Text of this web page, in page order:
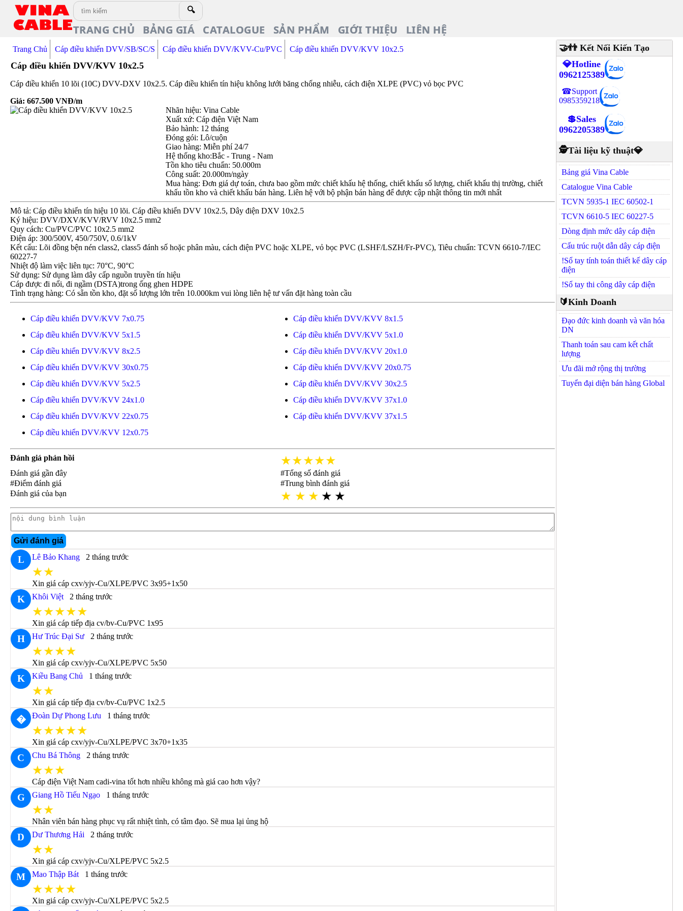
🔍
TRANG CHỦ BẢNG GIÁ CATALOGUE SẢN PHẨM GIỚI THIỆU LIÊN HỆ
Trang Chủ Cáp điều khiển DVV/SB/SC/S Cáp điều khiển DVV/KVV-Cu/PVC Cáp điều khiển DVV/KVV 10x2.5
Cáp điều khiển DVV/KVV 10x2.5
Cáp điều khiển 10 lõi (10C) DVV-DXV 10x2.5. Cáp điều khiển tín hiệu không lưới băng chống nhiễu, cách điện XLPE (PVC) vỏ bọc PVC
Giá:667.500 VNĐ/m
Nhãn hiệu: Vina Cable
Xuất xứ: Cáp điện Việt Nam
Bảo hành: 12 tháng
Đóng gói: Lô/cuộn
Giao hàng: Miễn phí 24/7
Hệ thống kho:Bắc - Trung - Nam
Tồn kho tiêu chuẩn: 50.000m
Công suất: 20.000m/ngày
Mua hàng: Đơn giá dự toán, chưa bao gồm mức chiết khấu hệ thống, chiết khấu số lượng, chiết khấu thị trường, chiết
khấu tồn kho và chiết khấu bán hàng. Liên hệ với bộ phận bán hàng để được cập nhật thông tin mới nhất
Mô tả: Cáp điều khiển tín hiệu 10 lõi. Cáp điều khiển DVV 10x2.5, Dây điện DXV 10x2.5
Ký hiệu: DVV/DXV/KVV/RVV 10x2.5 mm2
Quy cách: Cu/PVC/PVC 10x2.5 mm2
Điện áp: 300/500V, 450/750V, 0.6/1kV
Kết cấu: Lõi đồng bện nén class2, class5 đánh số hoặc phân màu, cách điện PVC hoặc XLPE, vỏ bọc PVC (LSHF/LSZH/Fr-PVC), Tiêu chuẩn: TCVN 6610-7/IEC
60227-7
Nhiệt độ làm việc liên tục: 70°C, 90°C
Sử dụng: Sử dụng làm dây cấp nguồn truyền tín hiệu
Cáp được đi nổi, đi ngầm (DSTA)trong ống ghen HDPE
Tình trạng hàng: Có sẵn tồn kho, đặt số lượng lớn trên 10.000km vui lòng liên hệ tư vấn đặt hàng toàn cầu
Cáp điều khiển DVV/KVV 7x0.75
Cáp điều khiển DVV/KVV 8x1.5
Cáp điều khiển DVV/KVV 5x1.5
Cáp điều khiển DVV/KVV 5x1.0
Cáp điều khiển DVV/KVV 8x2.5
Cáp điều khiển DVV/KVV 20x1.0
Cáp điều khiển DVV/KVV 30x0.75
Cáp điều khiển DVV/KVV 20x0.75
Cáp điều khiển DVV/KVV 5x2.5
Cáp điều khiển DVV/KVV 30x2.5
Cáp điều khiển DVV/KVV 24x1.0
Cáp điều khiển DVV/KVV 37x1.0
Cáp điều khiển DVV/KVV 22x0.75
Cáp điều khiển DVV/KVV 37x1.5
Cáp điều khiển DVV/KVV 12x0.75
Đánh giá phản hồi ★★★★★
Đánh giá gần đây
#Tổng số đánh giá
#Điểm đánh giá
#Trung bình đánh giá
Đánh giá của bạn
★ ★ ★ ★ ★
Gửi đánh giá
L Lê Bảo Khang 2 tháng trước
★★
Xin giá cáp cxv/yjv-Cu/XLPE/PVC 3x95+1x50
K Khôi Việt 2 tháng trước
★★★★★
Xin giá cáp tiếp địa cv/bv-Cu/PVC 1x95
H Hư Trúc Đại Sư 2 tháng trước
★★★★
Xin giá cáp cxv/yjv-Cu/XLPE/PVC 5x50
K Kiều Bang Chủ 1 tháng trước
★★
Xin giá cáp tiếp địa cv/bv-Cu/PVC 1x2.5
� Đoàn Dự Phong Lưu 1 tháng trước
★★★★★
Xin giá cáp cxv/yjv-Cu/XLPE/PVC 3x70+1x35
C Chu Bá Thông 2 tháng trước
★★★
Cáp điện Việt Nam cadi-vina tốt hơn nhiều không mà giá cao hơn vậy?
G Giang Hồ Tiếu Ngạo 1 tháng trước
★★
Nhân viên bán hàng phục vụ rất nhiệt tình, có tâm đạo. Sẽ mua lại ủng hộ
D Dư Thương Hải 2 tháng trước
★★
Xin giá cáp cxv/yjv-Cu/XLPE/PVC 5x2.5
M Mao Thập Bát 1 tháng trước
★★★★
Xin giá cáp cxv/yjv-Cu/XLPE/PVC 5x2.5
🤝👬 Kết Nối Kiến Tạo
💎Hotline
0962125389
☎Support
0985359218
💲Sales
0962205389
🕵Tài liệu kỹ thuật💎
Bảng giá Vina Cable
Catalogue Vina Cable
TCVN 5935-1 IEC 60502-1
TCVN 6610-5 IEC 60227-5
Dòng định mức dây cáp điện
Cấu trúc ruột dẫn dây cáp điện
!Sổ tay tính toán thiết kế dây cáp
điện
!Sổ tay thi công dây cáp điện
🔰Kinh Doanh
Đạo đức kinh doanh và văn hóa
DN
Thanh toán sau cam kết chất
lượng
Ưu đãi mở rộng thị trường
Tuyển đại diện bán hàng Global